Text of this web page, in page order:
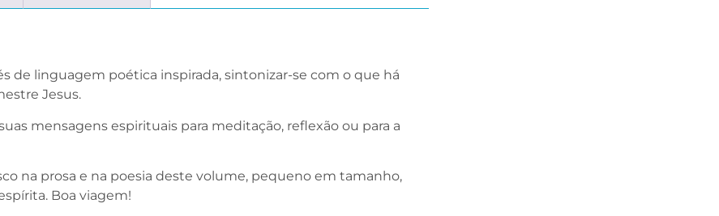
de ­linguagem poética inspirada, sintonizar-se com o que há
Jesus.
mensagens espirituais para meditação, reflexão ou para a
na prosa e na poesia deste volume, pequeno em tamanho,
Boa viagem!